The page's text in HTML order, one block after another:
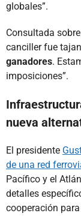
globales”.
Consultada
canciller fue
ganadores.
imposiciones”.
nueva
El presidente
de una red
Pacífico y el
detalles
cooperación